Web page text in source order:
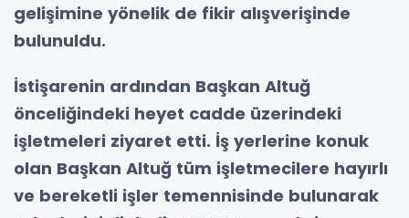
gelişimine yönelik de fikir alışverişinde
bulunuldu.
İstişarenin ardından Başkan Altuğ
önceliğindeki heyet cadde üzerindeki
işletmeleri ziyaret etti. İş yerlerine konuk
olan Başkan Altuğ tüm işletmecilere hayırlı
ve bereketli işler temennisinde bulunarak